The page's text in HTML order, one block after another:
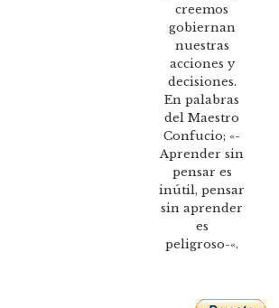
creemos
gobiernan
nuestras
acciones y
decisiones.
En palabras
del Maestro
Confucio; «-
Aprender sin
pensar es
inútil, pensar
sin aprender
es
peligroso-«.